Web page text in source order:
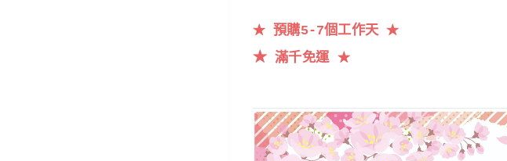
★ 預購5-7個工作天 ★
★ 滿千免運 ★